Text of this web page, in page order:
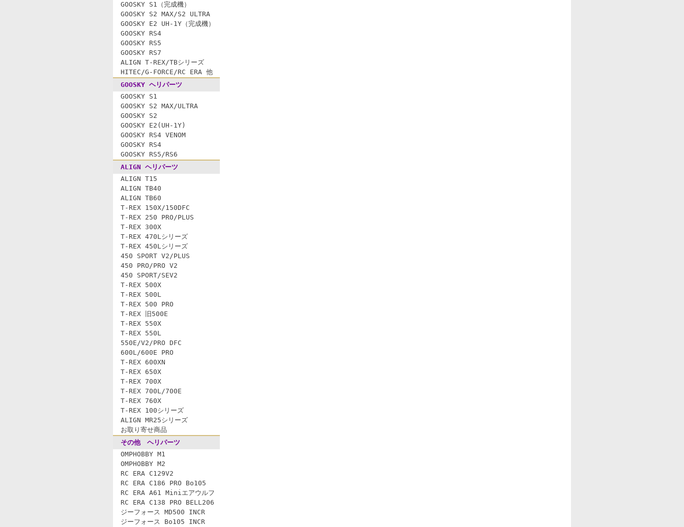
GOOSKY S1（完成機）
GOOSKY S2 MAX/S2 ULTRA
GOOSKY E2 UH-1Y（完成機）
GOOSKY RS4
GOOSKY RS5
GOOSKY RS7
ALIGN T-REX/TBシリーズ
HITEC/G-FORCE/RC ERA 他
GOOSKY ヘリパーツ
GOOSKY S1
GOOSKY S2 MAX/ULTRA
GOOSKY S2
GOOSKY E2(UH-1Y)
GOOSKY RS4 VENOM
GOOSKY RS4
GOOSKY RS5/RS6
ALIGN ヘリパーツ
ALIGN T15
ALIGN TB40
ALIGN TB60
T-REX 150X/150DFC
T-REX 250 PRO/PLUS
T-REX 300X
T-REX 470Lシリーズ
T-REX 450Lシリーズ
450 SPORT V2/PLUS
450 PRO/PRO V2
450 SPORT/SEV2
T-REX 500X
T-REX 500L
T-REX 500 PRO
T-REX 旧500E
T-REX 550X
T-REX 550L
550E/V2/PRO DFC
600L/600E PRO
T-REX 600XN
T-REX 650X
T-REX 700X
T-REX 700L/700E
T-REX 760X
T-REX 100シリーズ
ALIGN MR25シリーズ
お取り寄せ商品
その他 ヘリパーツ
OMPHOBBY M1
OMPHOBBY M2
RC ERA C129V2
RC ERA C186 PRO Bo105
RC ERA A61 Miniエアウルフ
RC ERA C138 PRO BELL206
ジーフォース MD500 INCR
ジーフォース Bo105 INCR